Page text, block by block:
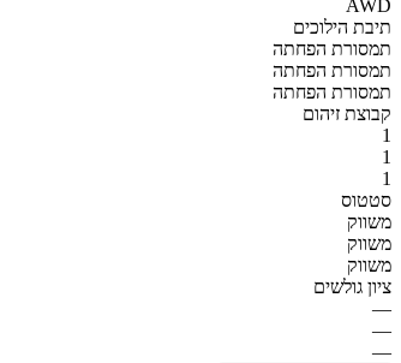
AWD
תיבת הילוכים
תמסורת הפחתה
תמסורת הפחתה
תמסורת הפחתה
קבוצת זיהום
1
1
1
סטטוס
משווק
משווק
משווק
ציון גולשים
—
—
—